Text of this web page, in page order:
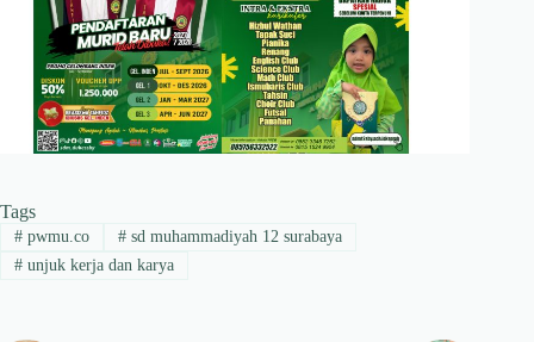
Tags
#pwmu.co #sd muhammadiyah 12 surabaya
#unjuk kerja dan karya